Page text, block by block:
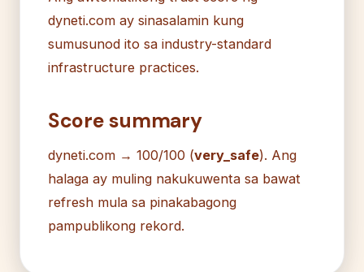
dyneti.com ay sinasalamin kung
sumusunod ito sa industry-standard
infrastructure practices.
Score summary
dyneti.com → 100/100 (very_safe). Ang
halaga ay muling nakukuwenta sa bawat
refresh mula sa pinakabagong
pampublikong rekord.